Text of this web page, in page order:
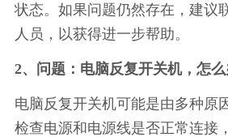
状态。如果问题仍然存在，建议
人员，以获得进一步帮助。
2、问题：电脑反复开关机，怎么
电脑反复开关机可能是由多种原
检查电源和电源线是否正常连接